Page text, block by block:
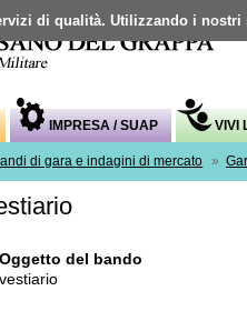
IMPRESA / SUAP VIVI
di gara e indagini di mercato »
Oggetto del bando
vestiario
di qualità. Utilizzando i